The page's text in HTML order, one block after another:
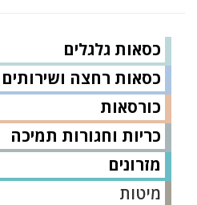
כסאות גלגלים
כסאות רחצה ושירותים
כורסאות
כריות וחגורות תמיכה
מזרונים
מיטות